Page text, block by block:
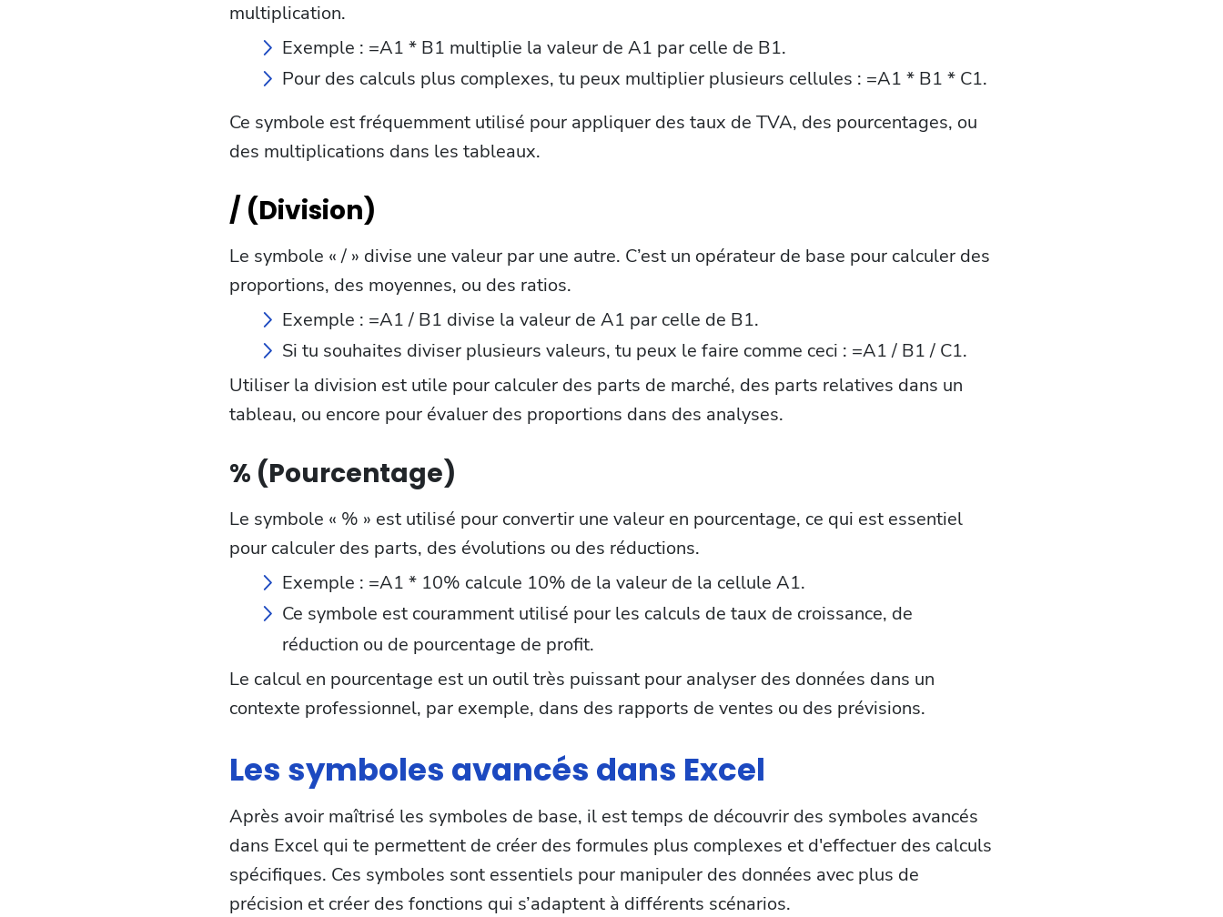
multiplication.
Exemple : =A1 * B1 multiplie la valeur de A1 par celle de B1.
Pour des calculs plus complexes, tu peux multiplier plusieurs cellules : =A1 * B1 * C1.
Ce symbole est fréquemment utilisé pour appliquer des taux de TVA, des pourcentages, ou
des multiplications dans les tableaux.
/ (Division)
Le symbole « / » divise une valeur par une autre. C’est un opérateur de base pour calculer des
proportions, des moyennes, ou des ratios.
Exemple : =A1 / B1 divise la valeur de A1 par celle de B1.
Si tu souhaites diviser plusieurs valeurs, tu peux le faire comme ceci : =A1 / B1 / C1.
Utiliser la division est utile pour calculer des parts de marché, des parts relatives dans un
tableau, ou encore pour évaluer des proportions dans des analyses.
% (Pourcentage)
Le symbole « % » est utilisé pour convertir une valeur en pourcentage, ce qui est essentiel
pour calculer des parts, des évolutions ou des réductions.
Exemple : =A1 * 10% calcule 10% de la valeur de la cellule A1.
Ce symbole est couramment utilisé pour les calculs de taux de croissance, de
réduction ou de pourcentage de profit.
Le calcul en pourcentage est un outil très puissant pour analyser des données dans un
contexte professionnel, par exemple, dans des rapports de ventes ou des prévisions.
Les symboles avancés dans Excel
Après avoir maîtrisé les symboles de base, il est temps de découvrir des symboles avancés
dans Excel qui te permettent de créer des formules plus complexes et d'effectuer des calculs
spécifiques. Ces symboles sont essentiels pour manipuler des données avec plus de
précision et créer des fonctions qui s’adaptent à différents scénarios.